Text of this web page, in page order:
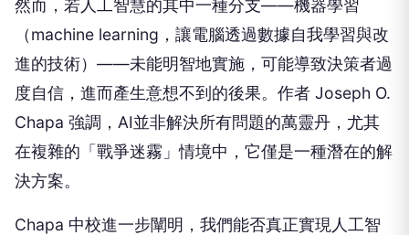
然而，若人工智慧的其中一種分支——機器學習
（machine learning，讓電腦透過數據自我學習與改
進的技術）——未能明智地實施，可能導致決策者過
度自信，進而產生意想不到的後果。作者 Joseph O.
Chapa 強調，AI並非解決所有問題的萬靈丹，尤其
在複雜的「戰爭迷霧」情境中，它僅是一種潛在的解
決方案。
Chapa 中校進一步闡明，我們能否真正實現人工智